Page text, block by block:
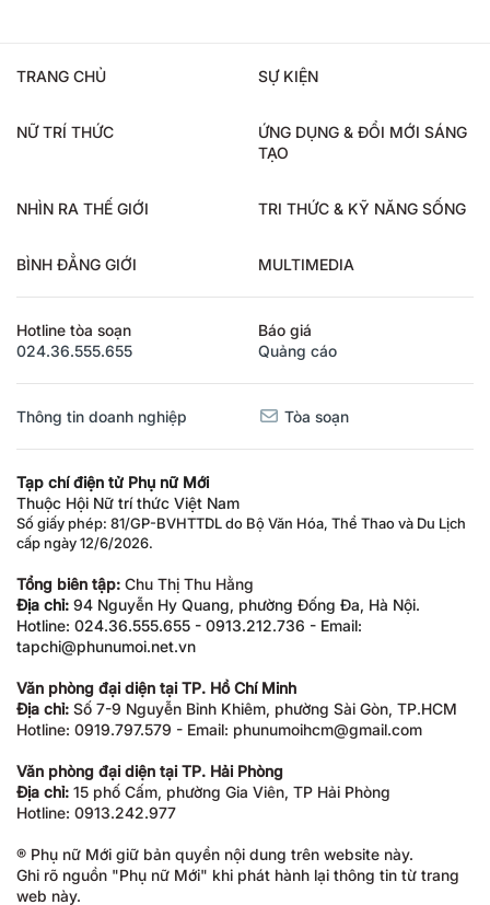
TRANG CHỦ SỰ KIỆN
NỮ TRÍ THỨC
ỨNG DỤNG & ĐỔI MỚI SÁNG
TẠO
NHÌN RA THẾ GIỚI TRI THỨC & KỸ NĂNG SỐNG
BÌNH ĐẲNG GIỚI MULTIMEDIA
Hotline tòa soạn
024.36.555.655
Báo giá
Quảng cáo
Thông tin doanh nghiệp Tòa soạn
Tạp chí điện tử Phụ nữ Mới
Thuộc Hội Nữ trí thức Việt Nam
Số giấy phép: 81/GP-BVHTTDL do Bộ Văn Hóa, Thể Thao và Du Lịch
cấp ngày 12/6/2026.
Tổng biên tập: Chu Thị Thu Hằng
Địa chỉ: 94 Nguyễn Hy Quang, phường Đống Đa, Hà Nội.
Hotline: 024.36.555.655 - 0913.212.736 - Email:
tapchi@phunumoi.net.vn
Văn phòng đại diện tại TP. Hồ Chí Minh
Địa chỉ: Số 7-9 Nguyễn Bỉnh Khiêm, phường Sài Gòn, TP.HCM
Hotline: 0919.797.579 - Email: phunumoihcm@gmail.com
Văn phòng đại diện tại TP. Hải Phòng
Địa chỉ: 15 phố Cấm, phường Gia Viên, TP Hải Phòng
Hotline: 0913.242.977
® Phụ nữ Mới giữ bản quyền nội dung trên website này.
Ghi rõ nguồn "Phụ nữ Mới" khi phát hành lại thông tin từ trang
web này.